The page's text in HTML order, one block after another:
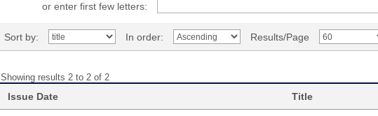
or enter first few letters:
Sort by: In order: Results/Page
Showing results 2 to 2 of 2
Issue Date Title